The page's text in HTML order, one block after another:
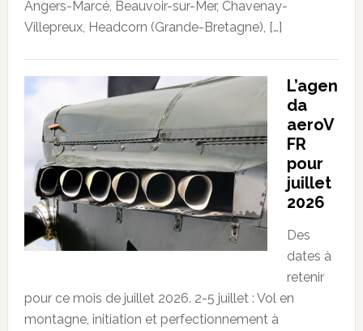
Angers-Marcé, Beauvoir-sur-Mer, Chavenay-
Villepreux, Headcorn (Grande-Bretagne), […]
L’agen
da
aeroV
FR
pour
juillet
2026
Des
dates à
retenir
pour ce mois de juillet 2026. 2-5 juillet : Vol en
montagne, initiation et perfectionnement à